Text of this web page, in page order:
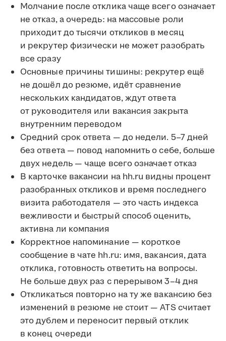
Молчание после отклика чаще всего означает
не отказ, а очередь: на массовые роли
приходит до тысячи откликов в месяц
и рекрутер физически не может разобрать
все сразу
Основные причины тишины: рекрутер ещё
не дошёл до резюме, идёт сравнение
нескольких кандидатов, ждут ответа
от руководителя или вакансия закрыта
внутренним переводом
Средний срок ответа — до недели. 5–7 дней
без ответа — повод напомнить о себе, больше
двух недель — чаще всего означает отказ
В карточке вакансии на hh.ru видны процент
разобранных откликов и время последнего
визита работодателя — это часть индекса
вежливости и быстрый способ оценить,
активна ли компания
Корректное напоминание — короткое
сообщение в чате hh.ru: имя, вакансия, дата
отклика, готовность ответить на вопросы.
Не больше двух раз с перерывом 3–4 дня
Откликаться повторно на ту же вакансию без
изменений в резюме не стоит — ATS считает
это дублем и переносит первый отклик
в конец очереди